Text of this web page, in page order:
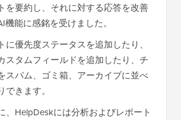
を要約し、それに対する応答を改善
機能に感銘を受けました。
に優先度ステータスを追加したり、
スタムフィールドを追加したり、チ
スパム、ゴミ箱、アーカイブに並べ
できます。
、HelpDeskには分析およびレポート